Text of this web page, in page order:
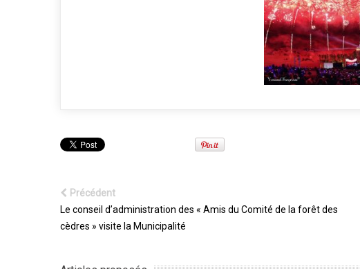
Précédent
Le conseil d’administration des « Amis du Comité de la forêt des
cèdres » visite la Municipalité